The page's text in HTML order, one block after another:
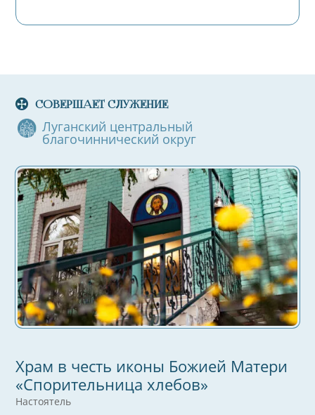
СОВЕРШАЕТ СЛУЖЕНИЕ
Луганский центральный
благочиннический округ
Храм в честь иконы Божией Матери
«Спорительница хлебов»
Настоятель